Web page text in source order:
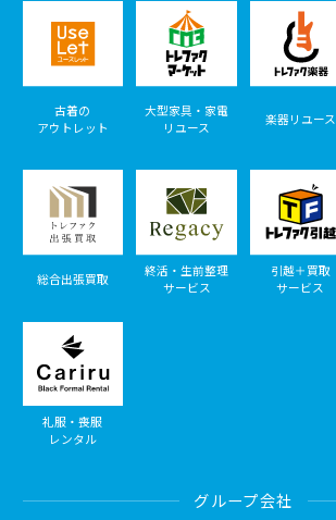
古着の
アウトレット
大型家具・家電
リユース
楽器リユース
総合出張買取
終活・生前整理
サービス
引越＋買取
サービス
礼服・喪服
レンタル
グループ会社